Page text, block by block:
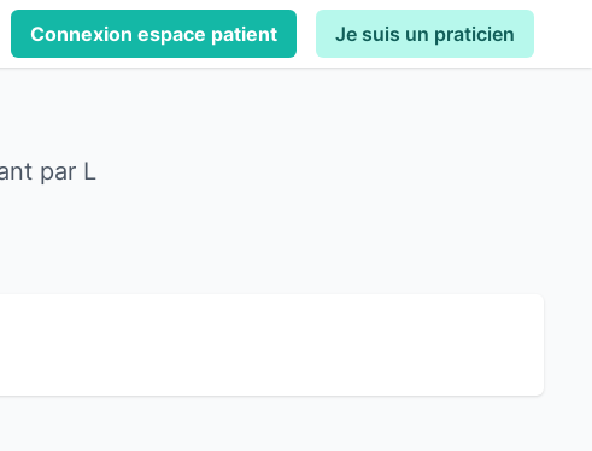
Connexion espace patient Je suis un praticien
par L